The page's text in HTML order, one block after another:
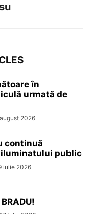
în
urmată de
2026
continuă
public
iulie 2026